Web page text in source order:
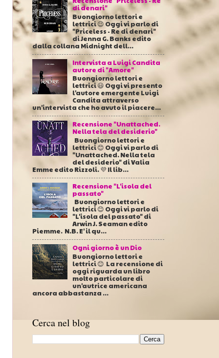
di denari"
Buongiorno lettori e
lettrici 😉 Oggi vi parlo di
"Priceless - Re di denari"
di Jenna G. Banks edito
dalla collana Midnight dell...
Intervista a Luigi Candita
autore di "Amore"
Buongiorno lettori e
lettrici 😃 Oggi vi presento
l'autore emergente Luigi
Candita attraverso
un'intervista che ho avuto il piacere...
Recensione "Unattached.
Nella tela del desiderio"
Buongiorno lettori e
lettrici 😊 Oggi vi parlo di
"Unattached. Nella tela
del desiderio" di Valia
Emme edito Rizzoli. 💜 Il lib...
Recensione "L'isola del
passato"
Buongiorno lettori e
lettrici 😊 Oggi vi parlo di
"L'isola del passato" di
Arwin J. Seaman edito
Piemme. N.B. E' il qu...
Ogni giorno è un Dio
Buongiorno lettori e
lettrici 😊 La recensione di
oggi riguarda un libro
molto particolare di
un'autrice americana
ancora abbastanza ...
Cerca nel blog